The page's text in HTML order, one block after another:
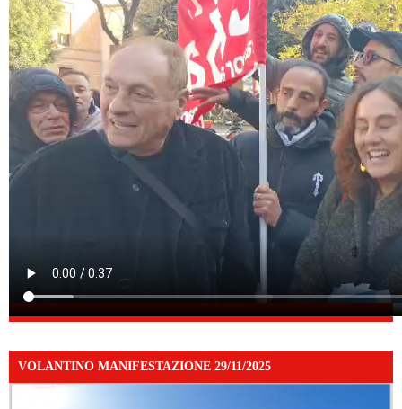
VOLANTINO MANIFESTAZIONE 29/11/2025